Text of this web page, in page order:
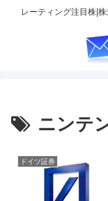
レーティング注目株|
ニンテ
ドイツ証券